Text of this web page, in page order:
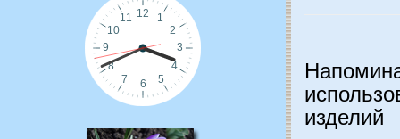
изделий